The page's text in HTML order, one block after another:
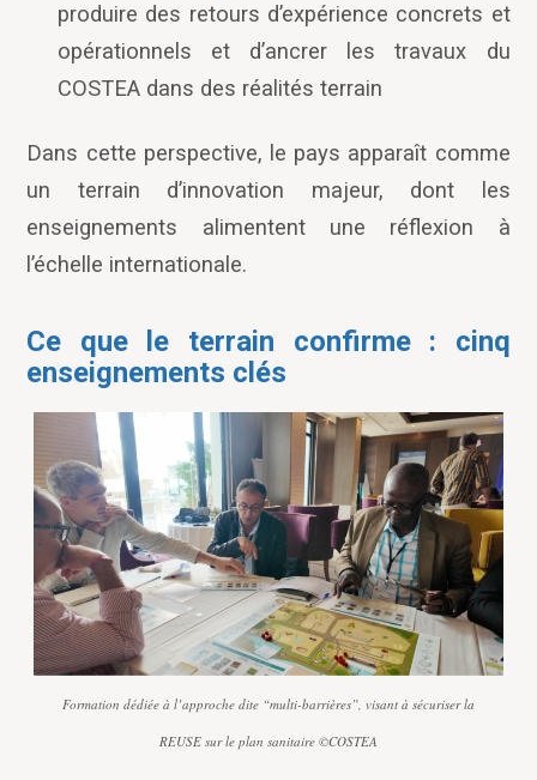
produire des retours d’expérience concrets et
opérationnels et d’ancrer les travaux du
COSTEA dans des réalités terrain
Dans cette perspective, le pays apparaît comme
un terrain d’innovation majeur, dont les
enseignements alimentent une réflexion à
l’échelle internationale.
Ce que le terrain confirme : cinq
enseignements clés
Formation dédiée à l’approche dite “multi-barrières”, visant à sécuriser la
REUSE sur le plan sanitaire ©COSTEA